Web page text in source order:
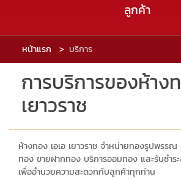
ลูกค้า
หน้าแรก บริการ
การบริการของห้าง
เยาวราช
ห้างทอง เอเอ เยาวราช จำหน่ายทองรูปพรรณ
ทอง ขายฝากทอง บริการออมทอง และรับชำร
เพื่ออำนวยความสะดวกกับลูกค้าทุกท่าน